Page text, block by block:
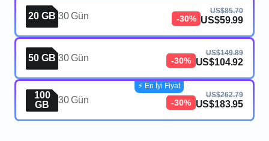
20 GB 30 Gün -30%
US$85.70
US$59.99
50 GB 30 Gün -30%
US$149.89
US$104.92
100
GB
30 Gün -30%
US$262.79
US$183.95
⚡️ En İyi Fiyat